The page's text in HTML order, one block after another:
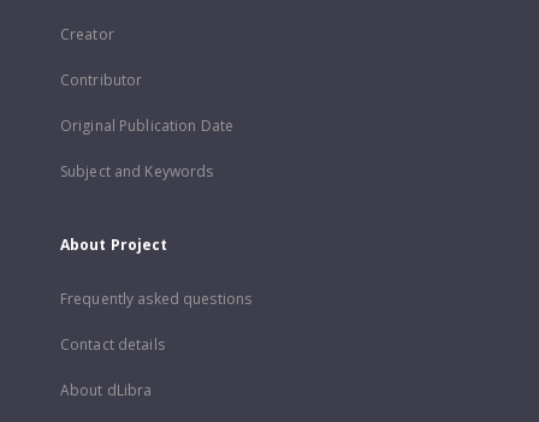
Creator
Contributor
Original Publication Date
Subject and Keywords
About Project
Frequently asked questions
Contact details
About dLibra